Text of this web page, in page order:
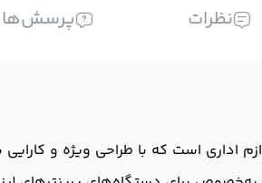
نظرات پرسش‌ها
در بازار لوازم اداری است که با طراحی ویژه